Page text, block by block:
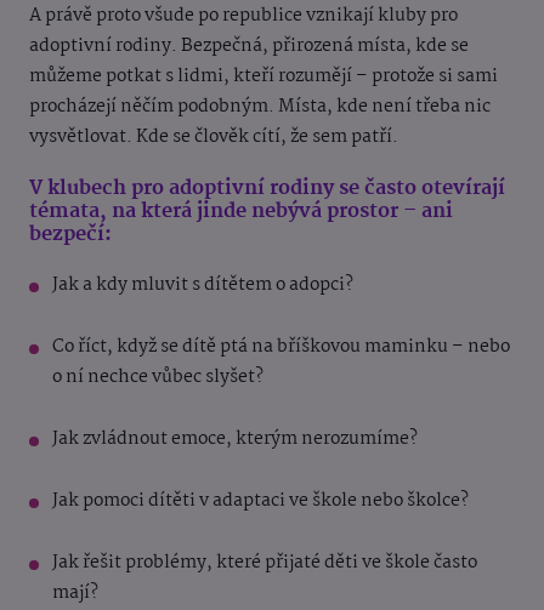
A právě proto všude po republice vznikají kluby pro
adoptivní rodiny. Bezpečná, přirozená místa, kde se
můžeme potkat s lidmi, kteří rozumějí – protože si sami
procházejí něčím podobným. Místa, kde není třeba nic
vysvětlovat. Kde se člověk cítí, že sem patří.
V klubech pro adoptivní rodiny se často otevírají
témata, na která jinde nebývá prostor – ani
bezpečí:
Jak a kdy mluvit s dítětem o adopci?
Co říct, když se dítě ptá na bříškovou maminku – nebo
o ní nechce vůbec slyšet?
Jak zvládnout emoce, kterým nerozumíme?
Jak pomoci dítěti v adaptaci ve škole nebo školce?
Jak řešit problémy, které přijaté děti ve škole často
mají?